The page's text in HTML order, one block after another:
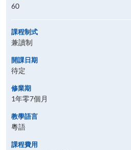
60
課程制式
兼讀制
開課日期
待定
修業期
1年零7個月
教學語言
粵語
課程費用